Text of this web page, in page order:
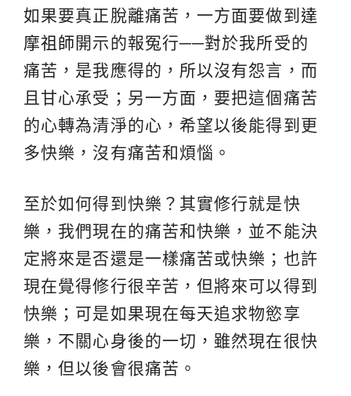
如果要真正脫離痛苦，一方面要做到 達
摩祖師 開示的報冤行──對於我所受的
痛苦，是我應得的，所以沒有怨言，而
且甘心承受；另一方面，要把這個痛苦
的心轉為清淨的心，希望以後能得到更
多快樂，沒有痛苦和煩惱。
至於如何得到快樂？其實修行就是快
樂，我們現在的痛苦和快樂，並不能決
定將來是否還是一樣痛苦或快樂；也許
現在覺得修行很辛苦，但將來可以得到
快樂；可是如果現在每天追求物慾享
樂，不關心身後的一切，雖然現在很快
樂，但以後會很痛苦。